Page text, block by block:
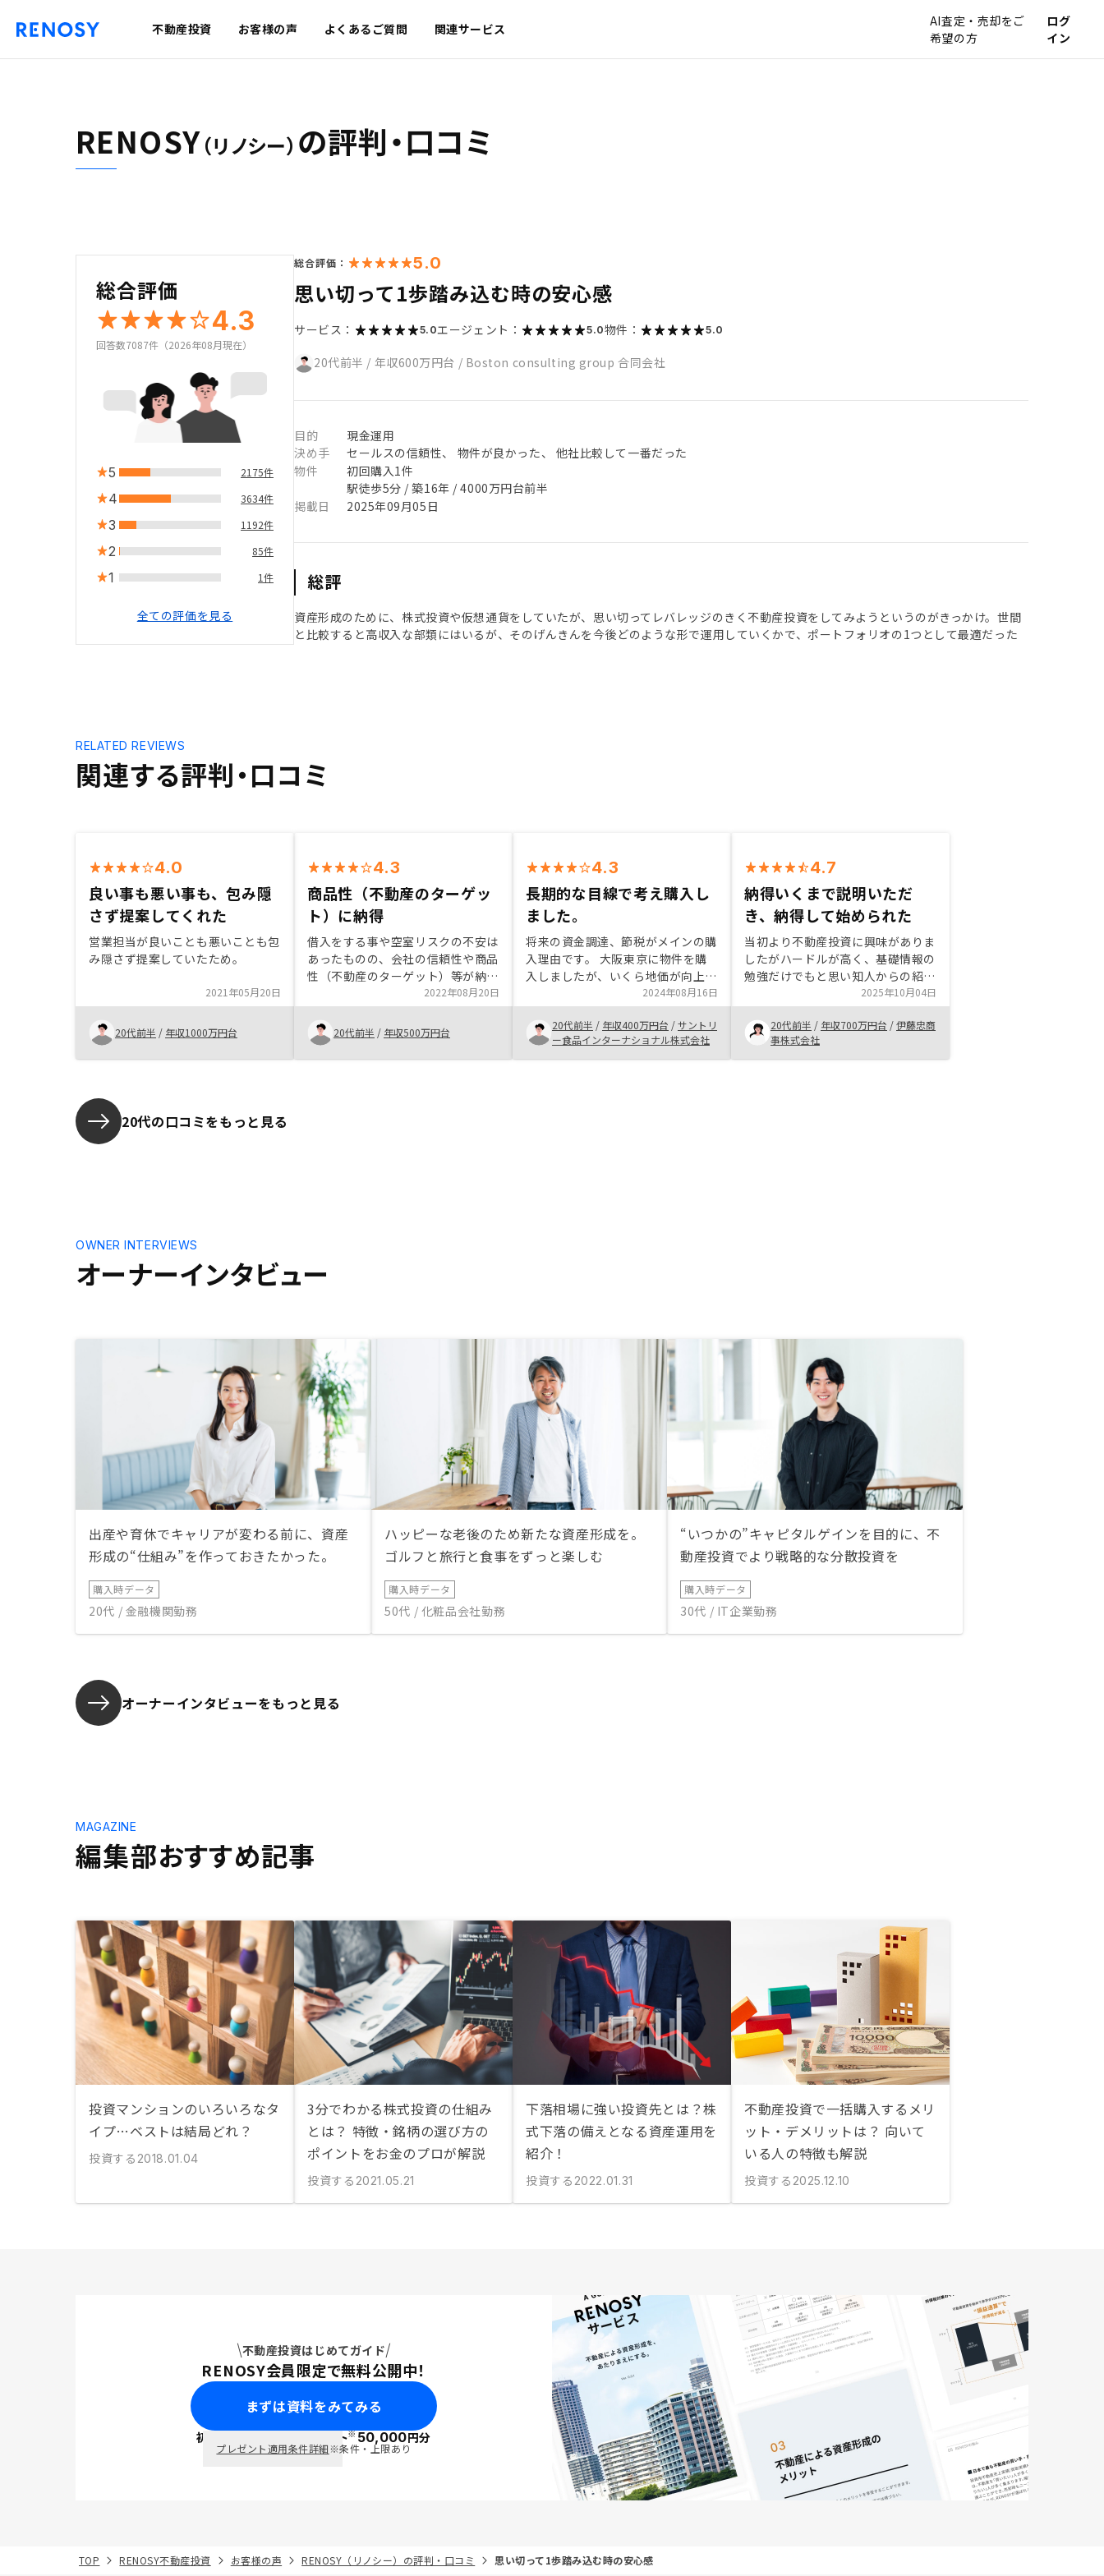
不動産投資 お客様の声 よくあるご質問 関連サービス
AI査定・売却をご
希望の方
ログ
イン
RENOSY（リノシー） の評判・口コミ
総合評価
4.3
回答数7087件（2026年08月現在）
5 2175件
4 3634件
3 1192件
2 85件
1 1件
全ての評価を見る
総合評価： 5.0
思い切って1歩踏み込む時の安心感
サービス： 5.0エージェント： 5.0物件： 5.0
20代前半 / 年収600万円台 / Boston consulting group 合同会社
目的
現金運用
決め手
セールスの信頼性、 物件が良かった、 他社比較して一番だった
物件
初回購入1件
駅徒歩5分 / 築16年 / 4000万円台前半
掲載日
2025年09月05日
総評
資産形成のために、株式投資や仮想通貨をしていたが、思い切ってレバレッジのきく不動産投資をしてみようというのがきっかけ。世間
と比較すると高収入な部類にはいるが、そのげんきんを今後どのような形で運用していくかで、ポートフォリオの1つとして最適だった
関連する評判・口コミ
RELATED REVIEWS
4.0
良い事も悪い事も、包み隠
さず提案してくれた
営業担当が良いことも悪いことも包
み隠さず提案していたため。
2021年05月20日
20代前半 / 年収1000万円台
4.3
商品性（不動産のターゲッ
ト）に納得
借入をする事や空室リスクの不安は
あったものの、会社の信頼性や商品
性（不動産のターゲット）等が納得
のいくものだった為購入を決めた。
営業担当者と契約担当者の対応も親
切かつ分かりやすく丁寧だった為、
信頼感を感じれた。
2022年08月20日
20代前半 / 年収500万円台
4.3
長期的な目線で考え購入し
ました。
将来の資金調達、節税がメインの購
入理由です。 大阪東京に物件を購
入しましたが、いくら地価が向上し
ているとはいえ多少の不安はありま
す。 長期的にみてマイナスになら
ないことをもう少し具体的に説明で
きる仕組みがあれば良いと思いま
す。
2024年08月16日
20代前半 / 年収400万円台 /サントリ
ー食品インターナショナル株式会社
4.7
納得いくまで説明いただ
き、納得して始められた
当初より不動産投資に興味がありま
したがハードルが高く、基礎情報の
勉強だけでもと思い知人からの紹介
で面談を始めさせていただきまし
た。不明点の解消から申し込みのサ
ポートまで手厚くサポートいただ
け、安心して始められました。
2025年10月04日
20代前半 / 年収700万円台 /伊藤忠商
事株式会社
20代の口コミをもっと見る
オーナーインタビュー
OWNER INTERVIEWS
出産や育休でキャリアが変わる前に、資産
形成の“仕組み”を作っておきたかった。
購入時データ
20代 / 金融機関勤務
ハッピーな老後のため新たな資産形成を。
ゴルフと旅行と食事をずっと楽しむ
購入時データ
50代 / 化粧品会社勤務
“いつかの”キャピタルゲインを目的に、不
動産投資でより戦略的な分散投資を
購入時データ
30代 / IT企業勤務
オーナーインタビューをもっと見る
編集部おすすめ記事
MAGAZINE
投資マンションのいろいろなタ
イプ…ベストは結局どれ？
投資する 2018.01.04
3分でわかる株式投資の仕組み
とは？ 特徴・銘柄の選び方の
ポイントをお金のプロが解説
投資する 2021.05.21
下落相場に強い投資先とは？株
式下落の備えとなる資産運用を
紹介！
投資する 2022.01.31
不動産投資で一括購入するメリ
ット・デメリットは？ 向いて
いる人の特徴も解説
投資する 2025.12.10
不動産投資はじめてガイド
RENOSY会員限定で無料公開中！
まずは資料をみてみる
初回面談で ポイント※50,000円分
プレゼント適用条件詳細※条件・上限あり
TOP RENOSY不動産投資 お客様の声 RENOSY（リノシー）の評判・口コミ 思い切って1歩踏み込む時の安心感